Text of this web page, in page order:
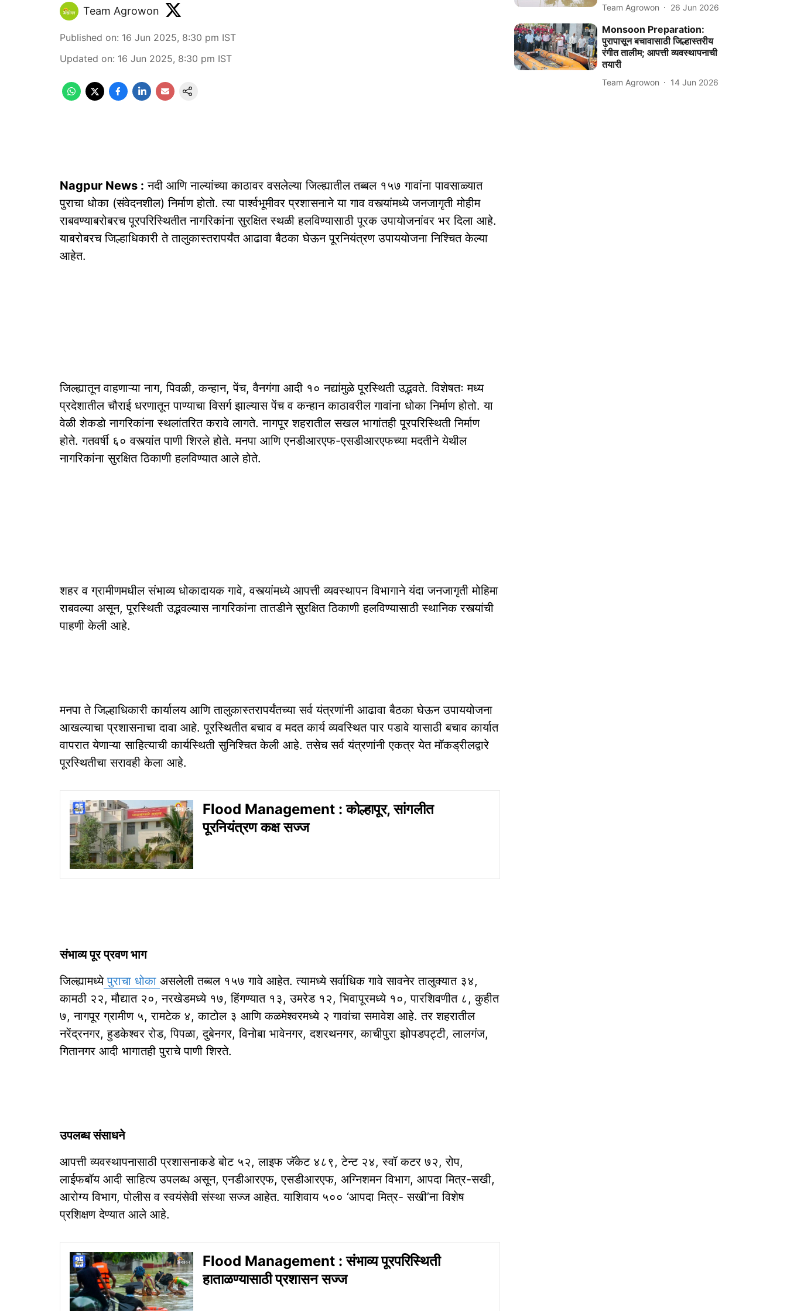
Team Agrowon
Published on: 16 Jun 2025, 8:30 pm IST
Updated on: 16 Jun 2025, 8:30 pm IST
Nagpur News : नदी आणि नाल्यांच्या काठावर वसलेल्या जिल्ह्यातील तब्बल १५७ गावांना पावसाळ्यात
पुराचा धोका (संवेदनशील) निर्माण होतो. त्या पार्श्‍वभूमीवर प्रशासनाने या गाव वस्त्यांमध्ये जनजागृती मोहीम
राबवण्याबरोबरच पूरपरिस्थितीत नागरिकांना सुरक्षित स्थळी हलविण्यासाठी पूरक उपायोजनांवर भर दिला आहे.
याबरोबरच जिल्हाधिकारी ते तालुकास्तरापर्यंत आढावा बैठका घेऊन पूरनियंत्रण उपाययोजना निश्चित केल्या
आहेत.
जिल्ह्यातून वाहणाऱ्या नाग, पिवळी, कन्हान, पेंच, वैनगंगा आदी १० नद्यांमुळे पूरस्थिती उद्भवते. विशेषतः मध्य
प्रदेशातील चौराई धरणातून पाण्याचा विसर्ग झाल्यास पेंच व कन्हान काठावरील गावांना धोका निर्माण होतो. या
वेळी शेकडो नागरिकांना स्थलांतरित करावे लागते. नागपूर शहरातील सखल भागांतही पूरपरिस्थिती निर्माण
होते. गतवर्षी ६० वस्त्यांत पाणी शिरले होते. मनपा आणि एनडीआरएफ-एसडीआरएफच्या मदतीने येथील
नागरिकांना सुरक्षित ठिकाणी हलविण्यात आले होते.
शहर व ग्रामीणमधील संभाव्य धोकादायक गावे, वस्त्यांमध्ये आपत्ती व्यवस्थापन विभागाने यंदा जनजागृती मोहिमा
राबवल्या असून, पूरस्थिती उद्भवल्यास नागरिकांना तातडीने सुरक्षित ठिकाणी हलविण्यासाठी स्थानिक रस्त्यांची
पाहणी केली आहे.
मनपा ते जिल्हाधिकारी कार्यालय आणि तालुकास्तरापर्यंतच्या सर्व यंत्रणांनी आढावा बैठका घेऊन उपाययोजना
आखल्याचा प्रशासनाचा दावा आहे. पूरस्थितीत बचाव व मदत कार्य व्यवस्थित पार पडावे यासाठी बचाव कार्यात
वापरात येणाऱ्या साहित्याची कार्यस्थिती सुनिश्चित केली आहे. तसेच सर्व यंत्रणांनी एकत्र येत मॉकड्रीलद्वारे
पूरस्थितीचा सरावही केला आहे.
Flood Management : कोल्हापूर, सांगलीत
पूरनियंत्रण कक्ष सज्ज
संभाव्य पूर प्रवण भाग
जिल्ह्यामध्येपुराचा धोका असलेली तब्बल १५७ गावे आहेत. त्यामध्ये सर्वाधिक गावे सावनेर तालुक्यात ३४,
कामठी २२, मौद्यात २०, नरखेडमध्ये १७, हिंगण्यात १३, उमरेड १२, भिवापूरमध्ये १०, पारशिवणीत ८, कुहीत
७, नागपूर ग्रामीण ५, रामटेक ४, काटोल ३ आणि कळमेश्वरमध्ये २ गावांचा समावेश आहे. तर शहरातील
नरेंद्रनगर, हुडकेश्वर रोड, पिपळा, दुबेनगर, विनोबा भावेनगर, दशरथनगर, काचीपुरा झोपडपट्टी, लालगंज,
गितानगर आदी भागातही पुराचे पाणी शिरते.
उपलब्ध संसाधने
आपत्ती व्यवस्थापनासाठी प्रशासनाकडे बोट ५२, लाइफ जॅकेट ४८९, टेन्ट २४, स्वॉ कटर ७२, रोप,
लाईफबॉय आदी साहित्य उपलब्ध असून, एनडीआरएफ, एसडीआरएफ, अग्निशमन विभाग, आपदा मित्र-सखी,
आरोग्य विभाग, पोलीस व स्वयंसेवी संस्था सज्ज आहेत. याशिवाय ५०० ‘आपदा मित्र- सखी’ना विशेष
प्रशिक्षण देण्यात आले आहे.
Flood Management : संभाव्य पूरपरिस्थिती
हाताळण्यासाठी प्रशासन सज्ज
Team Agrowon 26 Jun 2026
Monsoon Preparation:
पुरापासून बचावासाठी जिल्हास्तरीय
रंगीत तालीम; आपत्ती व्यवस्थापनाची
तयारी
Team Agrowon 14 Jun 2026